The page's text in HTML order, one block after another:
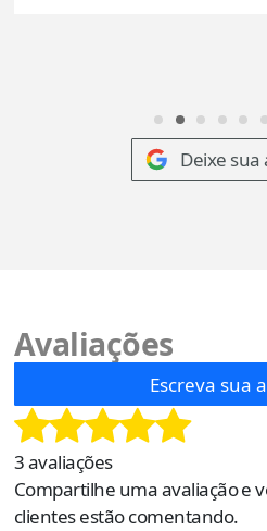
Deixe sua
Avaliações
Escreva sua
3 avaliações
Compartilhe uma avaliação e
clientes estão comentando.